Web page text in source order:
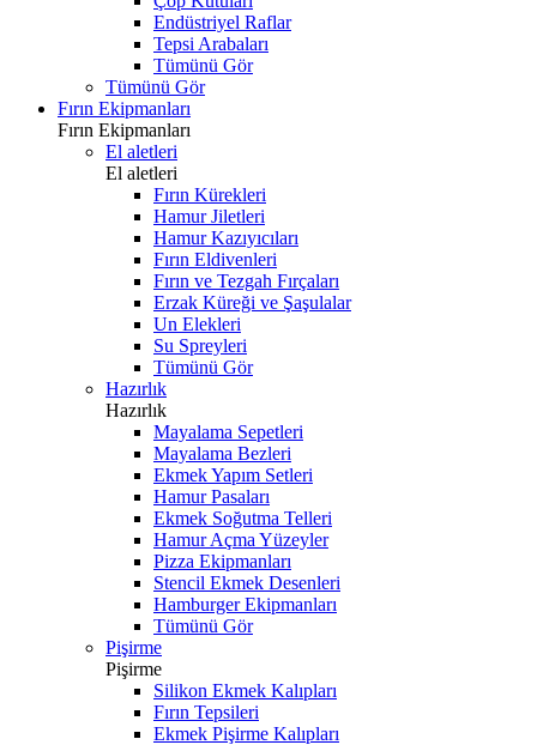
Endüstriyel Raflar
Tepsi Arabaları
Tümünü Gör
Tümünü Gör
Fırın Ekipmanları
Fırın Ekipmanları
El aletleri
El aletleri
Fırın Kürekleri
Hamur Jiletleri
Hamur Kazıyıcıları
Fırın Eldivenleri
Fırın ve Tezgah Fırçaları
Erzak Küreği ve Şaşulalar
Un Elekleri
Su Spreyleri
Tümünü Gör
Hazırlık
Hazırlık
Mayalama Sepetleri
Mayalama Bezleri
Ekmek Yapım Setleri
Hamur Pasaları
Ekmek Soğutma Telleri
Hamur Açma Yüzeyler
Pizza Ekipmanları
Stencil Ekmek Desenleri
Hamburger Ekipmanları
Tümünü Gör
Pişirme
Pişirme
Silikon Ekmek Kalıpları
Fırın Tepsileri
Ekmek Pişirme Kalıpları